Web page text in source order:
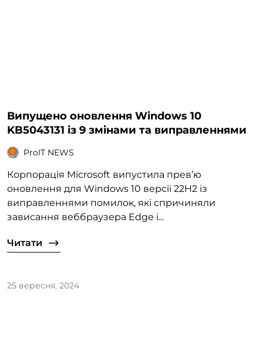
Випущено оновлення Windows 10
KB5043131 із 9 змінами та виправленнями
ProIT NEWS
Корпорація Microsoft випустила прев’ю
оновлення для Windows 10 версії 22H2 із
виправленнями помилок, які спричиняли
зависання веббраузера Edge і...
Читати
25 вересня, 2024